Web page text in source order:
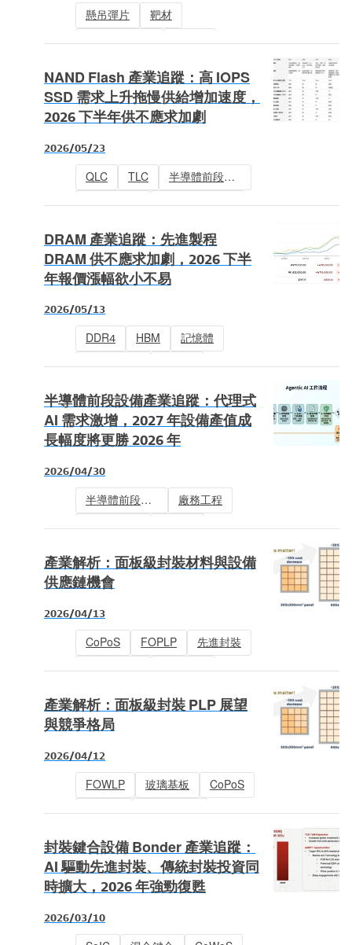
懸吊彈片
靶材
Nearline HDD
HAMR
企業級SSD
機械式硬碟
HDD
NAND Flash 產業追蹤：高 IOPS
SSD 需求上升拖慢供給增加速度，
2026 下半年供不應求加劇
2026/05/23
QLC TLC
半導體前段設備
企業級SSD
固態硬碟 (SSD)
記憶體
NAND Flash
DRAM 產業追蹤：先進製程
DRAM 供不應求加劇，2026 下半
年報價漲幅欲小不易
2026/05/13
DDR4 HBM
記憶體
記憶體模組
DRAM
半導體前段設備產業追蹤：代理式
AI 需求激增，2027 年設備產值成
長幅度將更勝 2026 年
2026/04/30
半導體前段設備
廠務工程
半導體設備
記憶體
晶圓製造
NAND Flash
DRAM
產業解析：面板級封裝材料與設備
供應鏈機會
2026/04/13
CoPoS FOPLP
先進封裝
半導體封裝
玻璃基板
產業解析：面板級封裝 PLP 展望
與競爭格局
2026/04/12
FOWLP 玻璃基板
CoPoS
FOPLP
半導體封測
半導體封裝
封裝鍵合設備 Bonder 產業追蹤：
AI 驅動先進封裝、傳統封裝投資同
時擴大，2026 年強勁復甦
2026/03/10